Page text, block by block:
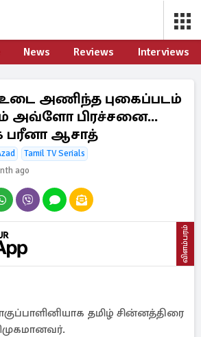
News Reviews Interviews
அணிந்த புகைப்படம்
அவ்ளோ பிரச்சனை...
பரீனா ஆசாத்
Tamil TV Serials
ago
விளம்பரம்
தமிழ் சின்னத்திரை